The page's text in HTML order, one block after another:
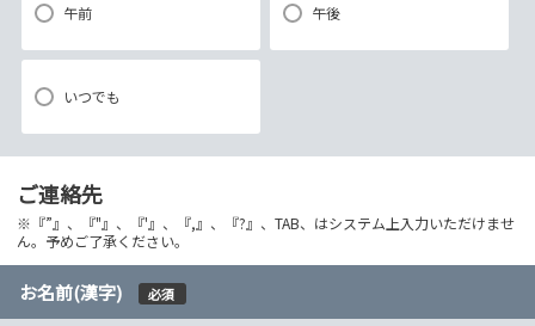
午前 午後
いつでも
ご連絡先
※『”』、『"』、『'』、『,』、『?』、TAB、はシステム上入力いただけませ
ん。予めご了承ください。
お名前(漢字) 必須